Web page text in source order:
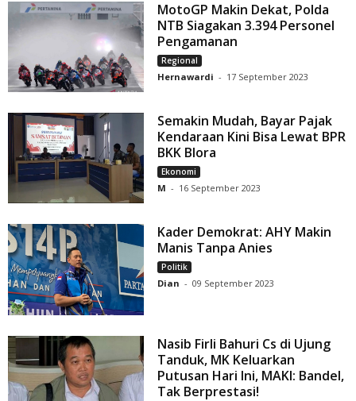
MotoGP Makin Dekat, Polda
NTB Siagakan 3.394 Personel
Pengamanan
Regional
Hernawardi - 17 September 2023
Semakin Mudah, Bayar Pajak
Kendaraan Kini Bisa Lewat BPR
BKK Blora
Ekonomi
M - 16 September 2023
Kader Demokrat: AHY Makin
Manis Tanpa Anies
Politik
Dian - 09 September 2023
Nasib Firli Bahuri Cs di Ujung
Tanduk, MK Keluarkan
Putusan Hari Ini, MAKI: Bandel,
Tak Berprestasi!